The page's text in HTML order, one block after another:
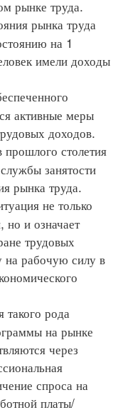
рынке труда.
рынка труда
на 1
имели доходы
активные меры
доходов.
столетия
занятости
рынка труда.
не только
но и означает
трудовых
на рабочую силу в
рода
на рынке
через
спроса на
платы/